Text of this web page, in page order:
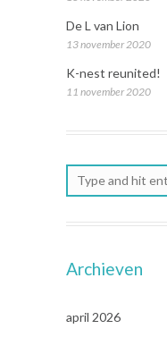
De L van Lion
13 november 2020
K-nest reunited!
11 november 2020
Archieven
april 2026